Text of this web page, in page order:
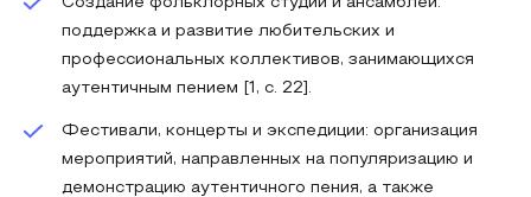
поддержка и развитие любительских и
профессиональных коллективов, занимающихся
аутентичным пением [1, с. 22].
Фестивали, концерты и экспедиции: организация
мероприятий, направленных на популяризацию и
демонстрацию аутентичного пения, а также